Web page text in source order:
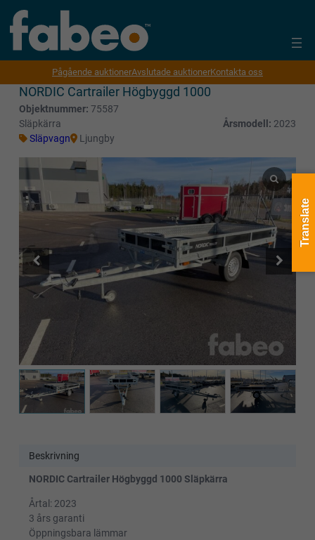
Pågående auktionerAvslutade auktionerKontakta oss
NORDIC Cartrailer Högbyggd 1000
Objektnummer: 75587
Släpkärra
Årsmodell: 2023
Släpvagn
Ljungby
Beskrivning
NORDIC Cartrailer Högbyggd 1000 Släpkärra
Årtal: 2023
3 års garanti
Öppningsbara lämmar
Translate